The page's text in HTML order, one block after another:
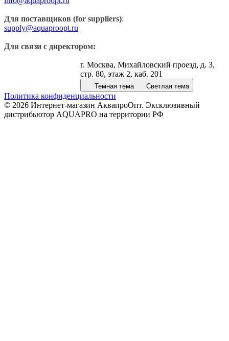
Для поставщиков (for suppliers):
supply@aquaproopt.ru
Для связи с директором:
г. Москва, Михайловский проезд, д. 3,
стр. 80, этаж 2, каб. 201
Темная тема Светлая тема
Политика конфиденциальности
© 2026 Интернет-магазин АквапроОпт. Эксклюзивный
дистрибьютор AQUAPRO на территории РФ